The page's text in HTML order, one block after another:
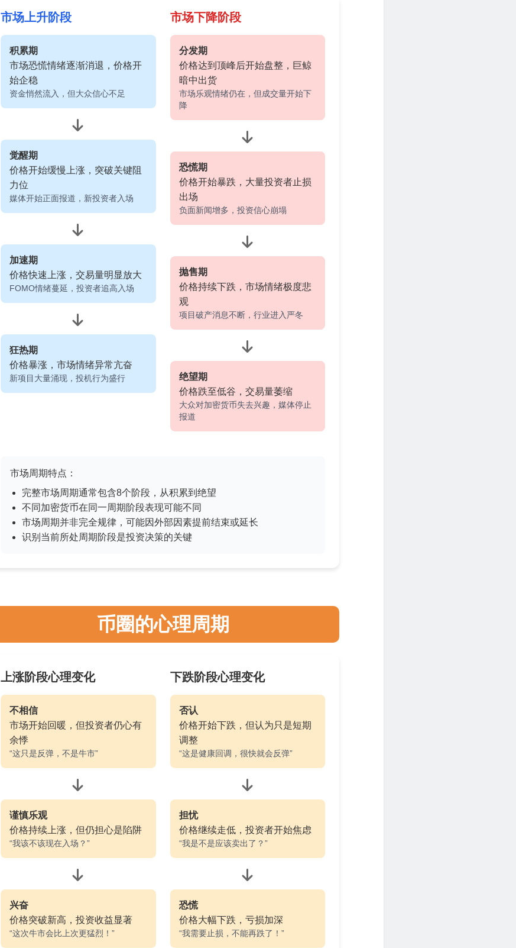
市场上升阶段
积累期
市场恐慌情绪逐渐消退，价格开
始企稳
资金悄然流入，但大众信心不足
觉醒期
价格开始缓慢上涨，突破关键阻
力位
媒体开始正面报道，新投资者入场
加速期
价格快速上涨，交易量明显放大
FOMO情绪蔓延，投资者追高入场
狂热期
价格暴涨，市场情绪异常亢奋
新项目大量涌现，投机行为盛行
市场下降阶段
分发期
价格达到顶峰后开始盘整，巨鲸
暗中出货
市场乐观情绪仍在，但成交量开始下
降
恐慌期
价格开始暴跌，大量投资者止损
出场
负面新闻增多，投资信心崩塌
抛售期
价格持续下跌，市场情绪极度悲
观
项目破产消息不断，行业进入严冬
绝望期
价格跌至低谷，交易量萎缩
大众对加密货币失去兴趣，媒体停止
报道
市场周期特点：
完整市场周期通常包含8个阶段，从积累到绝望
不同加密货币在同一周期阶段表现可能不同
市场周期并非完全规律，可能因外部因素提前结束或延长
识别当前所处周期阶段是投资决策的关键
币圈的心理周期
上涨阶段心理变化
不相信
市场开始回暖，但投资者仍心有
余悸
“这只是反弹，不是牛市”
谨慎乐观
价格持续上涨，但仍担心是陷阱
“我该不该现在入场？”
兴奋
价格突破新高，投资收益显著
“这次牛市会比上次更猛烈！”
下跌阶段心理变化
否认
价格开始下跌，但认为只是短期
调整
“这是健康回调，很快就会反弹”
担忧
价格继续走低，投资者开始焦虑
“我是不是应该卖出了？”
恐慌
价格大幅下跌，亏损加深
“我需要止损，不能再跌了！”